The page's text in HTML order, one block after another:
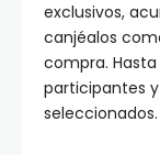
exclusivos,
canjéalos
compra.
participantes
seleccionados.